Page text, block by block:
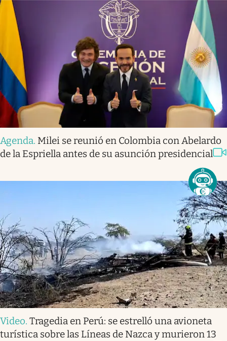
Agenda. Milei se reunió en Colombia con Abelardo
de la Espriella antes de su asunción presidencial
Video. Tragedia en Perú: se estrelló una avioneta
turística sobre las Líneas de Nazca y murieron 13